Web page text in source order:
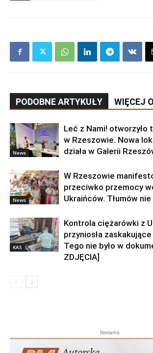
PODOBNE ARTYKUŁY WIĘCEJ
News
Leć z Nami! otworzyło
w Rzeszowie. Nowa
działa w Galerii
News
W Rzeszowie
przeciwko przemocy
Ukraińców. Tłumów nie
KAS
Kontrola ciężarówki z
przyniosła
Tego nie było w
ZDJĘCIA]
Reklama